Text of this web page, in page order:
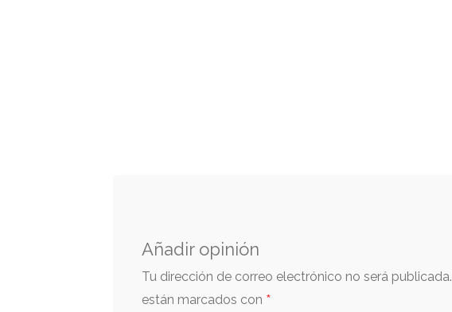
Añadir opinión
Tu dirección de correo electrónico no será publicada.
están marcados con *